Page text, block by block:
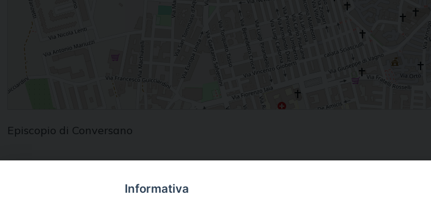
Episcopio di Conversano
Informativa